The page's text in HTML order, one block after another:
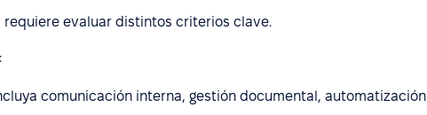
evaluar distintos criterios clave.
comunicación interna, gestión documental, automatización